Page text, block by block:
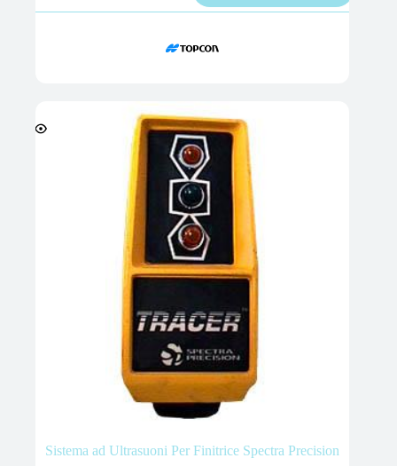
Sistema ad Ultrasuoni Per Finitrice Spectra Precision